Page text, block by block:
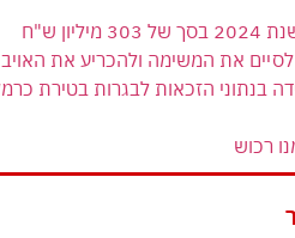
ש"ח
את המשימה ולהכריע את האויב
רכוש